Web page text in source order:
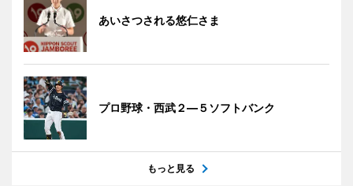
あいさつされる悠仁さま
プロ野球・西武２―５ソフトバンク
もっと見る